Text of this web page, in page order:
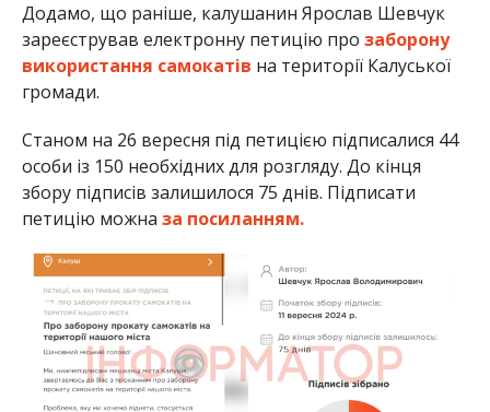
Додамо, що раніше, калушанин Ярослав Шевчук
зареєстрував електронну петицію про заборону
використання самокатів на території Калуської
громади.
Станом на 26 вересня під петицією підписалися 44
особи із 150 необхідних для розгляду. До кінця
збору підписів залишилося 75 днів. Підписати
петицію можна за посиланням.